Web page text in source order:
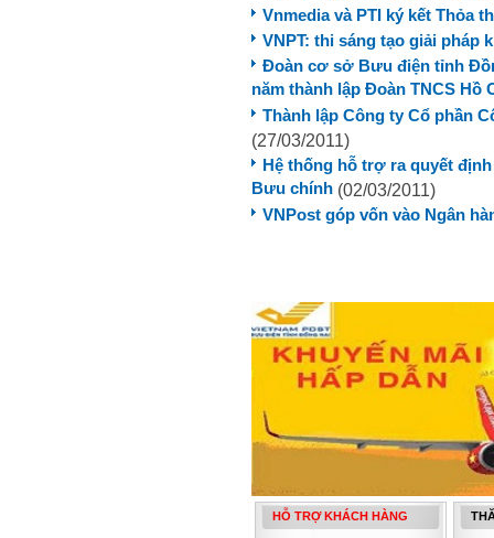
Vnmedia và PTI ký kết Thỏa
VNPT: thi sáng tạo giải pháp
Đoàn cơ sở Bưu điện tỉnh
năm thành lập Đoàn TNCS Hồ
Thành lập Công ty Cổ phần
(27/03/2011)
Hệ thống hỗ trợ ra quyết
Bưu chính (02/03/2011)
VNPost góp vốn vào Ngân
HỖ TRỢ KHÁCH HÀNG